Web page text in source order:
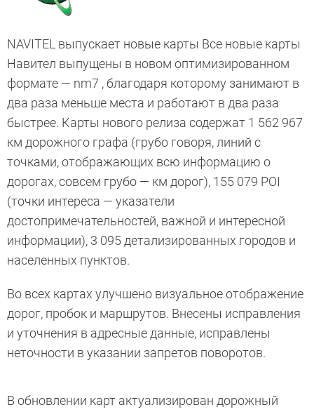
NAVITEL выпускает новые карты Все новые карты
Навител выпущены в новом оптимизированном
формате — nm7 , благодаря которому занимают в
два раза меньше места и работают в два раза
быстрее. Карты нового релиза содержат 1 562 967
км дорожного графа (грубо говоря, линий с
точками, отображающих всю информацию о
дорогах, совсем грубо — км дорог), 155 079 POI
(точки интереса — указатели
достопримечательностей, важной и интересной
информации), 3 095 детализированных городов и
населенных пунктов.
Во всех картах улучшено визуальное отображение
дорог, пробок и маршрутов. Внесены исправления
и уточнения в адресные данные, исправлены
неточности в указании запретов поворотов.
В обновлении карт актуализирован дорожный